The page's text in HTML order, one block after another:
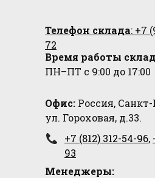
Офис: Россия,
ул. Гороховая, д.33.
+7 (812) 312-54-96,
93
Менеджеры:
Телефон склада: +7
72
Время работы
ПН–ПТ с 9:00 до 17:00